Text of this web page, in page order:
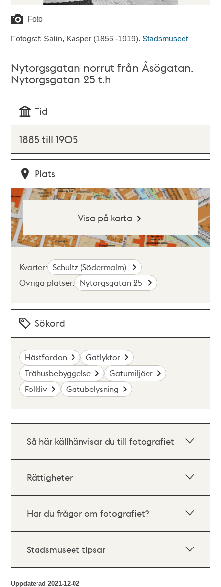
Foto
Fotograf: Salin, Kasper (1856 -1919). Stadsmuseet
Nytorgsgatan norrut från Åsögatan.
Nytorgsgatan 25 t.h
Tid
1885 till 1905
Plats
Visa på karta
Kvarter: Schultz (Södermalm)
Övriga platser: Nytorgsgatan 25
Sökord
Hästfordon
Gatlyktor
Trähusbebyggelse
Gatumiljöer
Folkliv
Gatubelysning
Så här källhänvisar du till fotografiet
Rättigheter
Har du frågor om fotografiet?
Stadsmuseet tipsar
Uppdaterad2021-12-02